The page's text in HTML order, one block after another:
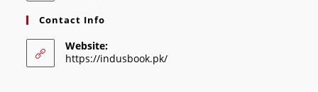
Contact Info
Website:
https://indusbook.pk/